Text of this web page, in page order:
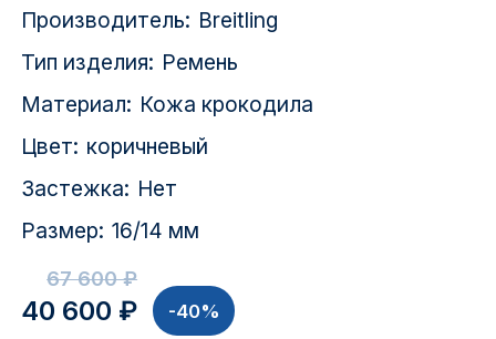
2-я Смирновка
4-й Участок
52127 городок
Производитель: Breitling
Тип изделия: Ремень
Материал: Кожа крокодила
Цвет: коричневый
Застежка: Нет
Размер: 16/14 мм
40 600 ₽
67 600 ₽
-40%